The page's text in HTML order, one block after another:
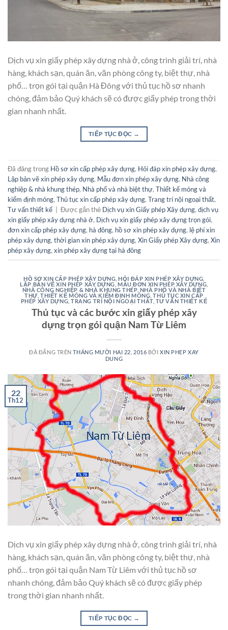
Dịch vụ xin giấy phép xây dựng nhà ở, công trình giải trí, nhà
hàng, khách sạn, quán ăn, văn phòng công ty, biệt thự, nhà
phố… trọn gói tại quận Hà Đông với thủ tục hồ sơ nhanh
chóng, đảm bảo Quý khách sẽ có được giấy phép trong thời
gian nhanh nhất.
TIẾP TỤC ĐỌC →
Đã đăng trong Hồ sơ xin cấp phép xây dựng, Hỏi đáp xin phép xây dựng,
Lập bản vẽ xin phép xây dựng, Mẫu đơn xin phép xây dựng, Nhà công
nghiệp & nhà khung thép, Nhà phố và nhà biệt thự, Thiết kế móng và
kiểm định móng, Thủ tục xin cấp phép xây dựng, Trang trí nội ngoại thất,
Tư vấn thiết kế
Được gắn thẻ Dịch vụ xin Giấy phép Xây dựng, dịch vụ
xin giấy phép xây dựng nhà ở, Dịch vụ xin giấy phép xây dựng trọn gói,
đơn xin cấp phép xây dựng, hà đông, hồ sơ xin phép xây dựng, lệ phí xin
phép xây dựng, thời gian xin phép xây dựng, Xin Giấy phép Xây dựng, Xin
phép xây dựng, xin phép xây dựng tại hà đông
HỒ SƠ XIN CẤP PHÉP XÂY DỰNG ,HỎI ĐÁP XIN PHÉP XÂY DỰNG
LẬP BẢN VẼ XIN PHÉP XÂY DỰNG,MẪU ĐƠN XIN PHÉP XÂY DỰNG
NHÀ CÔNG NGHIỆP & NHÀ KHUNG THÉP, NHÀ PHỐ VÀ NHÀ BIỆT
THỰ THIẾT KẾ MÓNG VÀ KIỂM ĐỊNH MÓNG ,THỦ TỤC XIN CẤP
PHÉP XÂY DỰNG ,TRANG TRÍ NỘI NGOẠI THẤT, TƯ VẤN THIẾT KẾ
Thủ tục và các bước xin giấy phép xây
dựng trọn gói quận Nam Từ Liêm
ĐÃ ĐĂNG TRÊNTHÁNG MƯỜI HAI 22, 2016 BỞIXIN PHEP XAY
DUNG
22
Th12
Dịch vụ xin giấy phép xây dựng nhà ở, công trình giải trí, nhà
hàng, khách sạn, quán ăn, văn phòng công ty, biệt thự, nhà
phố… trọn gói tại quận Nam Từ Liêm với thủ tục hồ sơ
nhanh chóng, đảm bảo Quý khách sẽ có được giấy phép
trong thời gian nhanh nhất.
TIẾP TỤC ĐỌC →